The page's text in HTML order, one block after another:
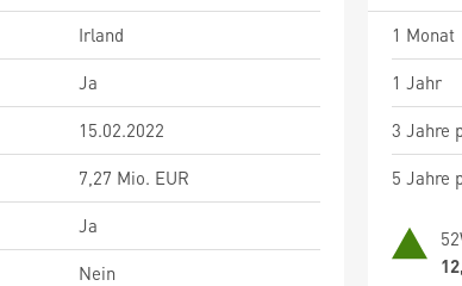
Irland
Ja
15.02.2022
7,27 Mio. EUR
Ja
Nein
1 Monat
1 Jahr
3 Jahre
5 Jahre